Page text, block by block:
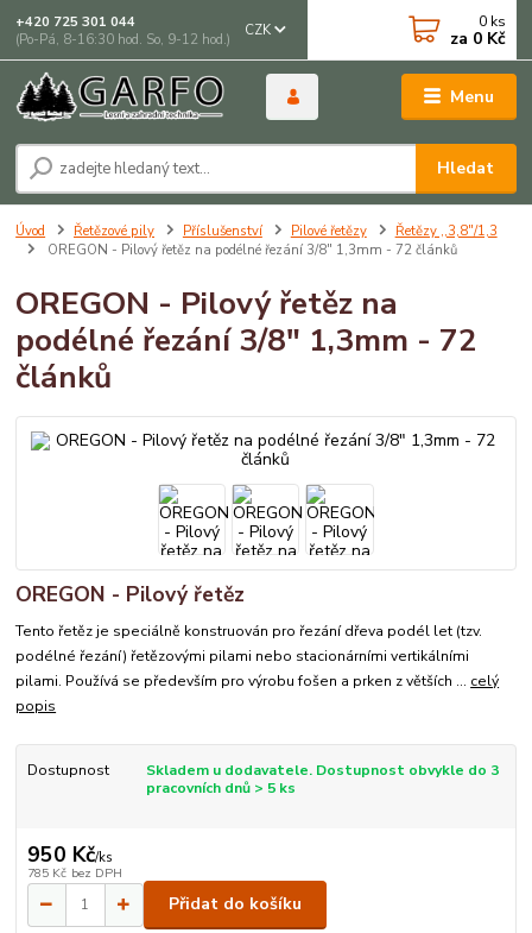
Menu
CZK
Hledat
+420 725 301 044
(Po-Pá, 8-16:30 hod. So, 9-12 hod.)
0 ks
za 0 Kč
Úvod Řetězové pily Příslušenství Pilové řetězy
Řetězy ,,3,8"/1,3
OREGON - Pilový řetěz na podélné řezání 3/8" 1,3mm - 72 článků
OREGON - Pilový řetěz na
podélné řezání 3/8" 1,3mm - 72
článků
OREGON - Pilový řetěz
Tento řetěz je speciálně konstruován pro řezání dřeva podél let (tzv.
podélné řezání) řetězovými pilami nebo stacionárními vertikálními
pilami. Používá se především pro výrobu fošen a prken z větších ... celý
popis
Dostupnost
Skladem u dodavatele. Dostupnost obvykle do 3
pracovních dnů > 5 ks
950 Kč/ks
785 Kč bez DPH
Přidat do košíku